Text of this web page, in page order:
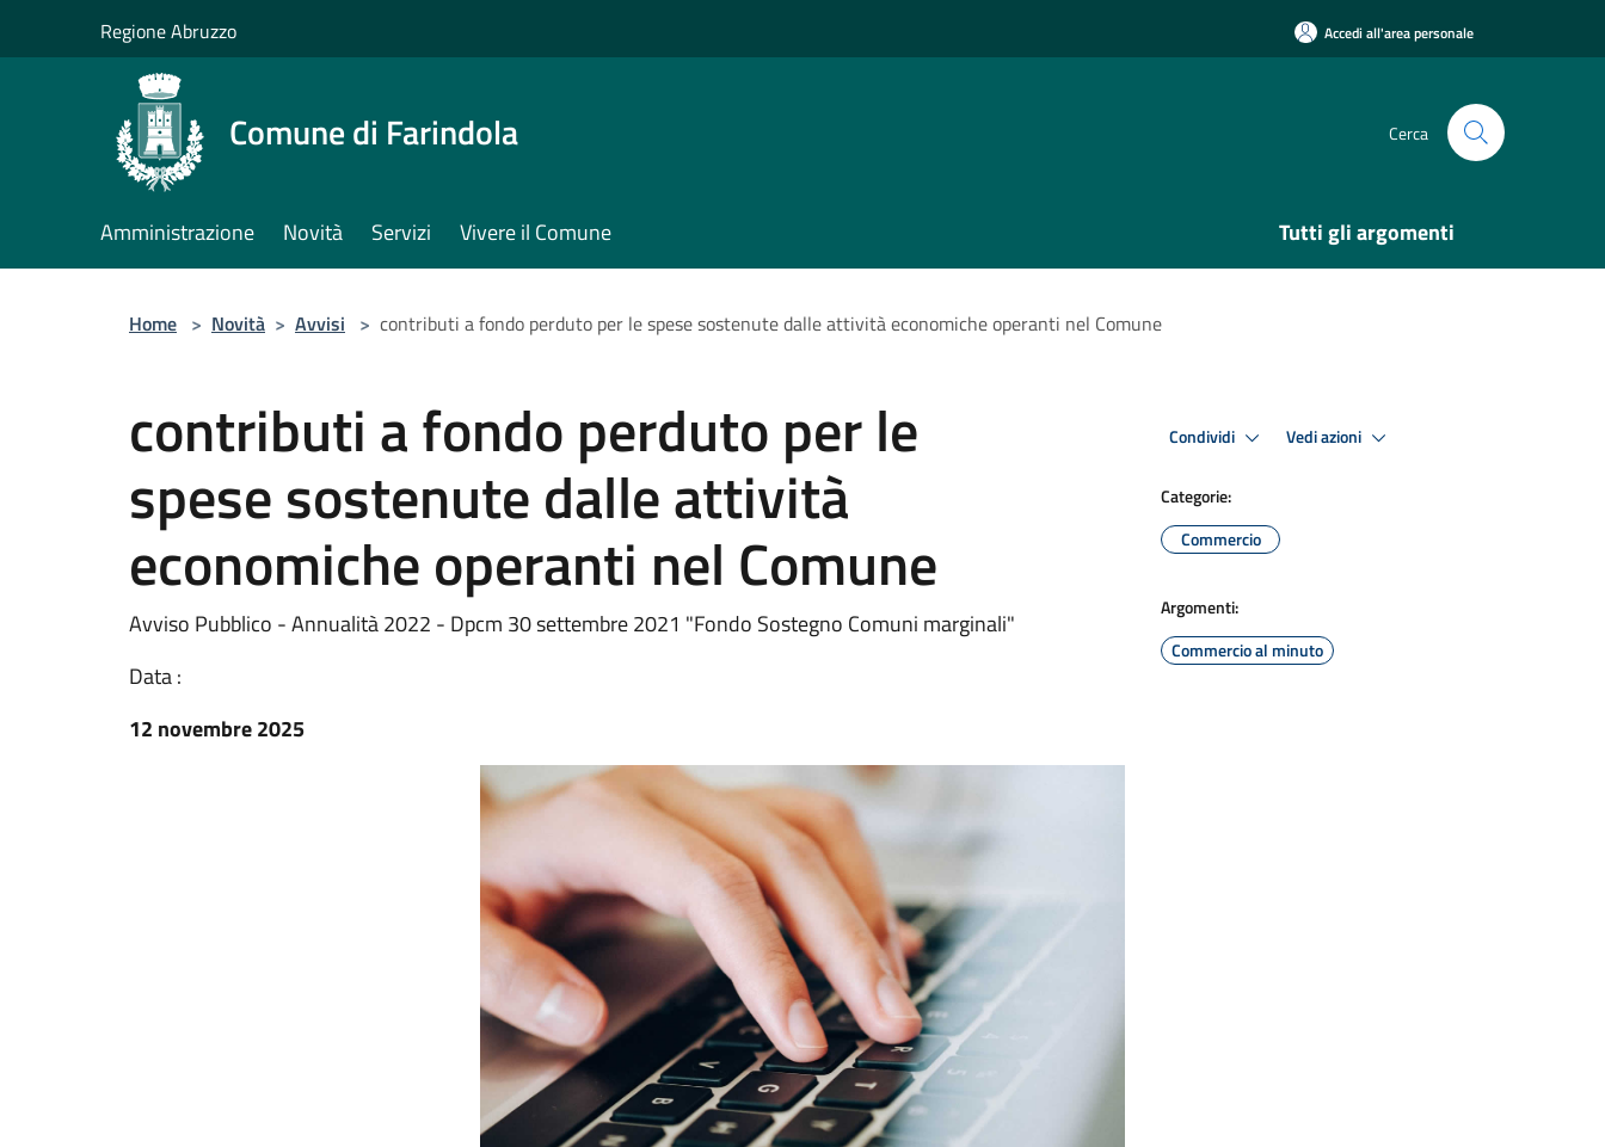
Regione Abruzzo Accedi all'area personale
Comune di Farindola Cerca
Amministrazione Novità Servizi Vivere il Comune Tutti gli argomenti
Home > Novità > Avvisi > contributi a fondo perduto per le spese sostenute dalle attività economiche operanti nel Comune
contributi a fondo perduto per le
spese sostenute dalle attività
economiche operanti nel Comune
Avviso Pubblico - Annualità 2022 - Dpcm 30 settembre 2021 "Fondo Sostegno Comuni marginali"
Data :
12 novembre 2025
Condividi Vedi azioni
Categorie:
Commercio
Argomenti:
Commercio al minuto